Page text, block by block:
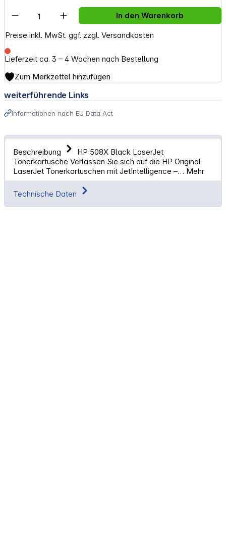
Preise inkl. MwSt. ggf. zzgl. Versandkosten
Lieferzeit ca. 3 – 4 Wochen nach Bestellung
Artikel Anzahl: Gib den gewünschten
In den Warenkorb
Zum Merkzettel hinzufügen
weiterführende Links
Informationen nach EU Data Act
Beschreibung
HP 508X Black LaserJet
Tonerkartusche Verlassen Sie sich auf die HP Original
LaserJet Tonerkartuschen mit JetIntelligence –… Mehr
Technische Daten